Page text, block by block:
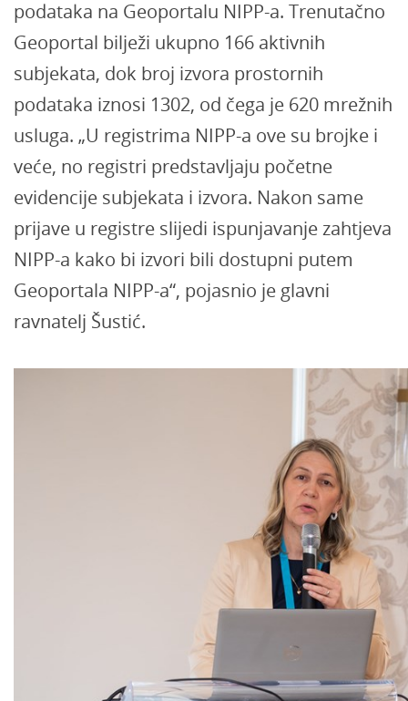
podataka na Geoportalu NIPP-a. Trenutačno
Geoportal bilježi ukupno 166 aktivnih
subjekata, dok broj izvora prostornih
podataka iznosi 1302, od čega je 620 mrežnih
usluga. „U registrima NIPP-a ove su brojke i
veće, no registri predstavljaju početne
evidencije subjekata i izvora. Nakon same
prijave u registre slijedi ispunjavanje zahtjeva
NIPP-a kako bi izvori bili dostupni putem
Geoportala NIPP-a“, pojasnio je glavni
ravnatelj Šustić.